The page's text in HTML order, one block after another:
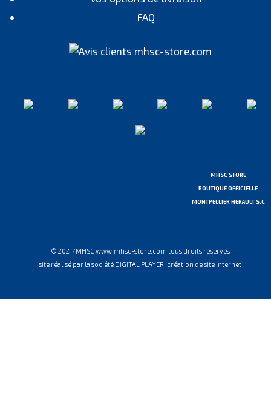
FAQ
MHSC STORE
BOUTIQUE OFFICIELLE
MONTPELLIER HERAULT S.C
© 2021/MHSC www.mhsc-store.com tous droits réservés
site réalisé par la société DIGITAL PLAYER, création de site internet